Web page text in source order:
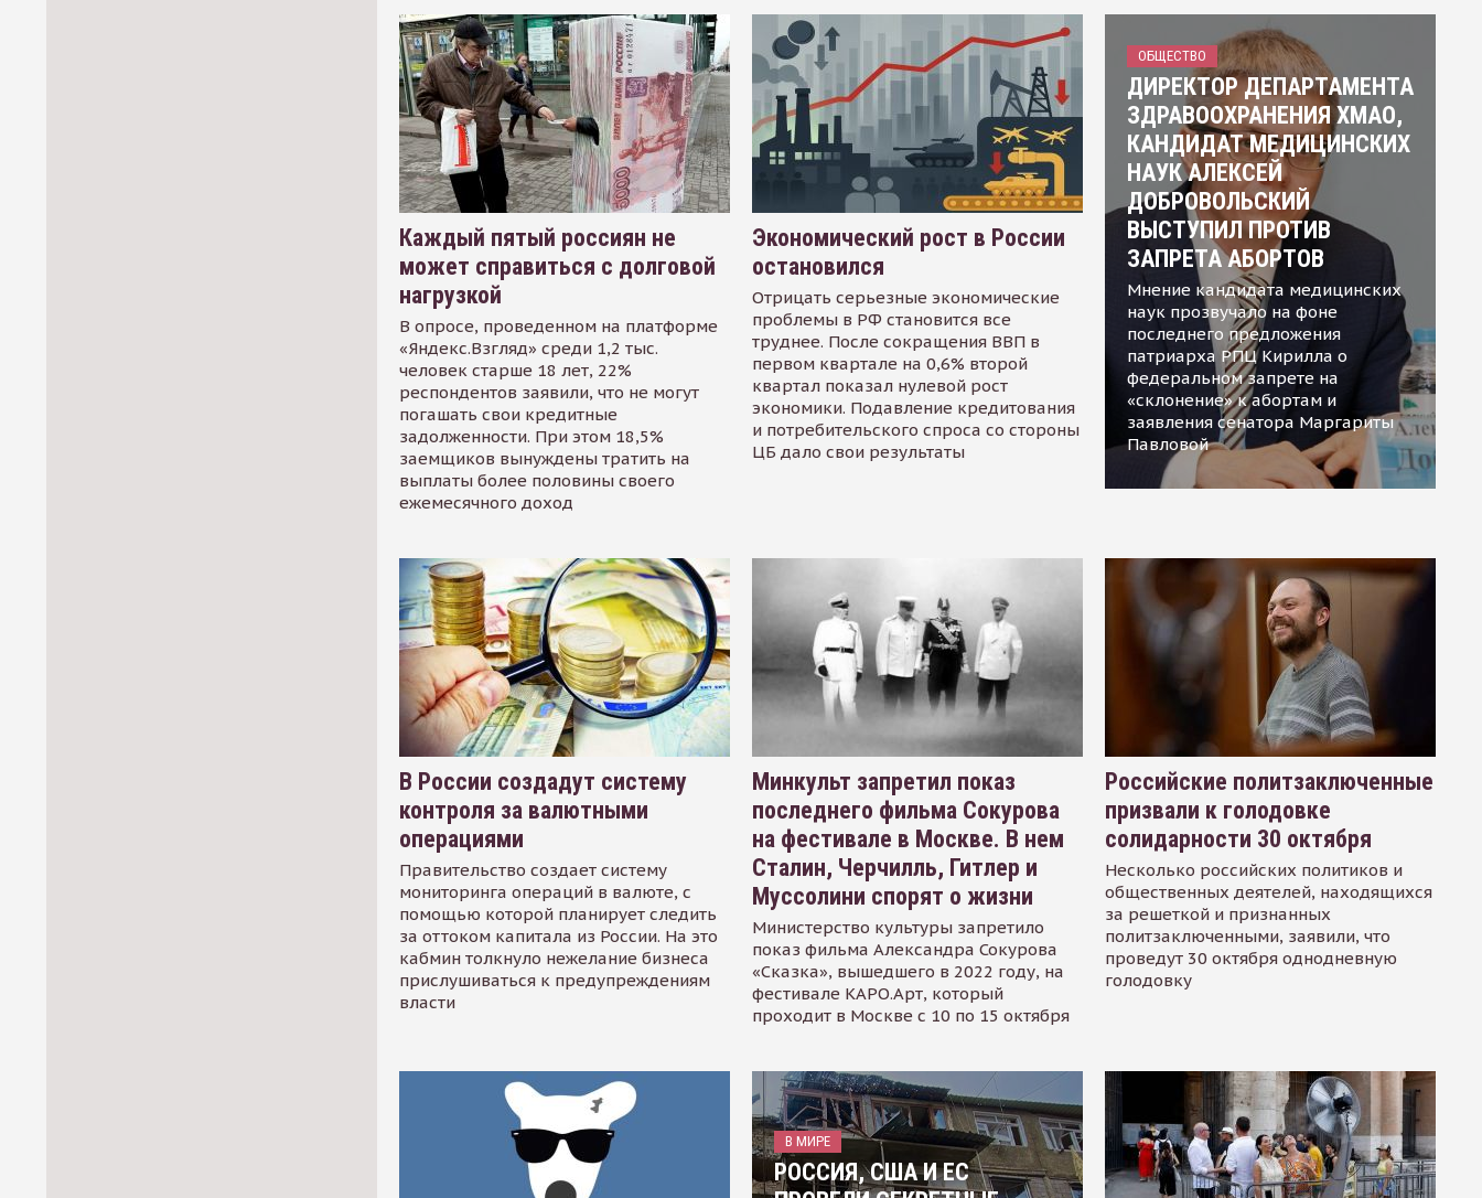
Каждый пятый россиян не
может справиться с долговой
нагрузкой
В опросе, проведенном на платформе
«Яндекс.Взгляд» среди 1,2 тыс.
человек старше 18 лет, 22%
респондентов заявили, что не могут
погашать свои кредитные
задолженности. При этом 18,5%
заемщиков вынуждены тратить на
выплаты более половины своего
ежемесячного доход
Экономический рост в России
остановился
Отрицать серьезные экономические
проблемы в РФ становится все
труднее. После сокращения ВВП в
первом квартале на 0,6% второй
квартал показал нулевой рост
экономики. Подавление кредитования
и потребительского спроса со стороны
ЦБ дало свои результаты
ОБЩЕСТВО
ДИРЕКТОР ДЕПАРТАМЕНТА
ЗДРАВООХРАНЕНИЯ ХМАО,
КАНДИДАТ МЕДИЦИНСКИХ
НАУК АЛЕКСЕЙ
ДОБРОВОЛЬСКИЙ
ВЫСТУПИЛ ПРОТИВ
ЗАПРЕТА АБОРТОВ
Мнение кандидата медицинских
наук прозвучало на фоне
последнего предложения
патриарха РПЦ Кирилла о
федеральном запрете на
«склонение» к абортам и
заявления сенатора Маргариты
Павловой
В России создадут систему
контроля за валютными
операциями
Правительство создает систему
мониторинга операций в валюте, с
помощью которой планирует следить
за оттоком капитала из России. На это
кабмин толкнуло нежелание бизнеса
прислушиваться к предупреждениям
власти
Минкульт запретил показ
последнего фильма Сокурова
на фестивале в Москве. В нем
Сталин, Черчилль, Гитлер и
Муссолини спорят о жизни
Министерство культуры запретило
показ фильма Александра Сокурова
«Сказка», вышедшего в 2022 году, на
фестивале КАРО.Арт, который
проходит в Москве с 10 по 15 октября
Российские политзаключенные
призвали к голодовке
солидарности 30 октября
Несколько российских политиков и
общественных деятелей, находящихся
за решеткой и признанных
политзаключенными, заявили, что
проведут 30 октября однодневную
голодовку
В МИРЕ
РОССИЯ, США И ЕС